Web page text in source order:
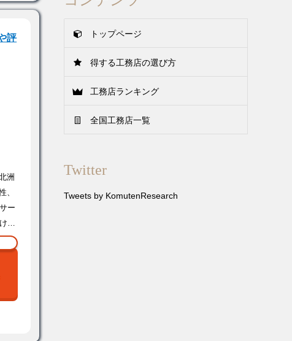
評
洲
、
ー
け…
トップページ
得する工務店の選び方
工務店ランキング
全国工務店一覧
Twitter
Tweets by KomutenResearch